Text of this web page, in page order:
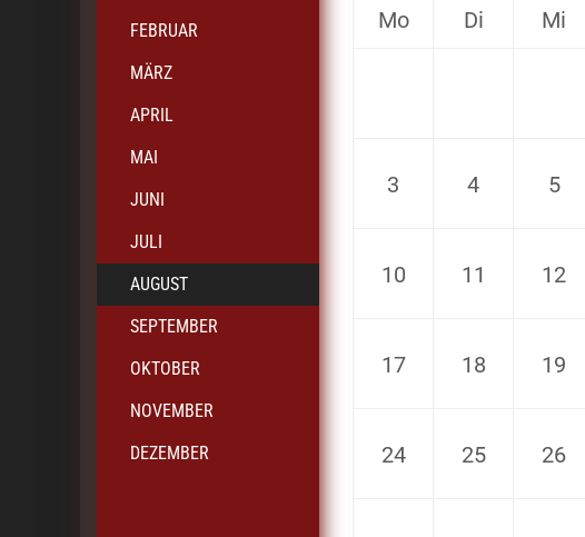
FEBRUAR
MÄRZ
APRIL
MAI
JUNI
JULI
AUGUST
SEPTEMBER
OKTOBER
NOVEMBER
DEZEMBER
Mo Di Mi
3 4 5
10 11 12
17 18 19
24 25 26